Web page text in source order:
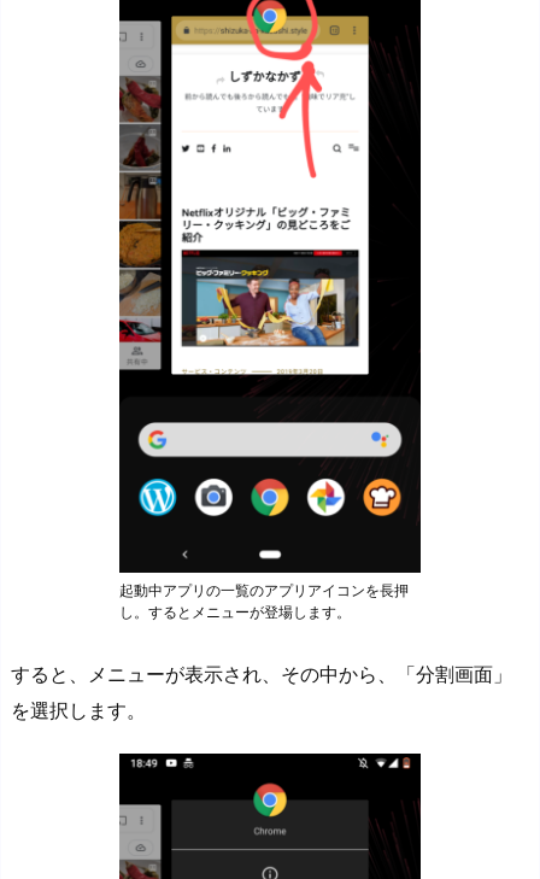
起動中アプリの一覧のアプリアイコンを長押
し。するとメニューが登場します。
すると、メニューが表示され、その中から、「分割画面」
を選択します。